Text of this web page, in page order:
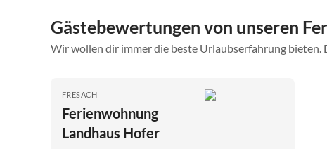
Gästebewertungen von unseren
Wir wollen dir immer die beste Urlaubserfahrung bieten.
FRESACH
Ferienwohnung
Landhaus Hofer